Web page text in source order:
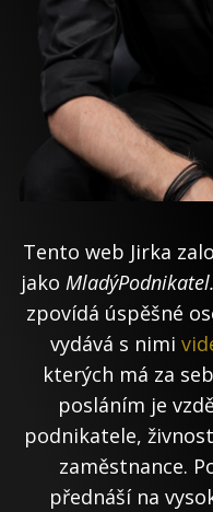
Tento web Jirka
jako
zpovídá úspěšné
vydává s nimi
kterých má za
posláním je
podnikatele,
zaměstnance.
přednáší na